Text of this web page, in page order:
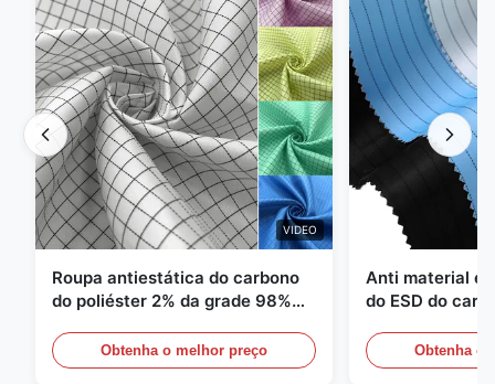
VIDEO
Roupa antiestática do carbono
do poliéster 2% da grade 98%
Obtenha o melhor preço
Anti material
do ESD do
Obtenha o